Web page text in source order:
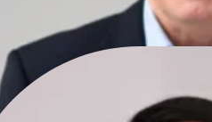
KI-Berater &
Marketing. Er konzipiert
dafür, dass Unternehmen